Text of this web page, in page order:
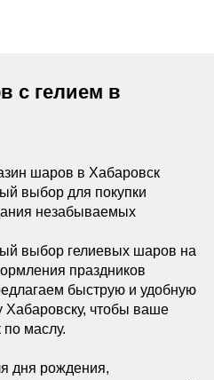
с гелием в
шаров в Хабаровск
выбор для покупки
незабываемых
выбор гелиевых шаров на
праздников
быструю и удобную
Хабаровску, чтобы ваше
маслу.
дня рождения,